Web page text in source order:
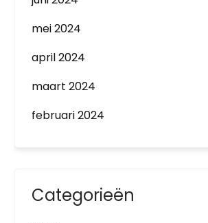
mei 2024
april 2024
maart 2024
februari 2024
Categorieën